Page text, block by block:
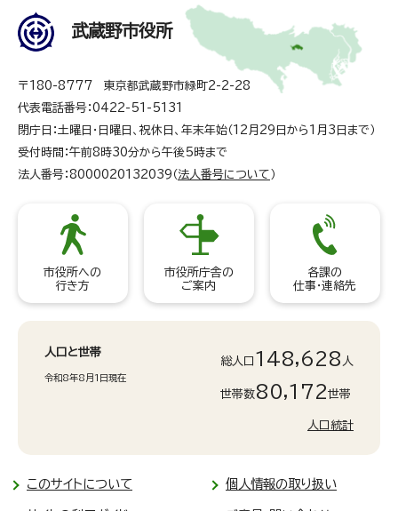
武蔵野市役所
〒180-8777 東京都武蔵野市緑町2-2-28
代表電話番号：0422-51-5131
閉庁日：土曜日・日曜日、祝休日、年末年始（12月29日から1月3日まで）
受付時間：午前8時30分から午後5時まで
法人番号：8000020132039（法人番号について ）
市役所への
行き方
市役所庁舎の
ご案内
各課の
仕事・連絡先
人口と世帯
令和8年8月1日現在
総人口 148,628 人
世帯数80,172世帯
人口統計
このサイトについて 個人情報の取り扱い